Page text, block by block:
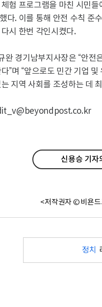
험 프로그램을 마친 시민
다. 이를 통해 안전 수칙 준
시 한번 각인시켰다.
완 경기남부지사장은 “안
”며 “앞으로도 민간 기업
지역 사회를 조성하는 데
신용승 기자
<저작권자 © 비욘드
정치